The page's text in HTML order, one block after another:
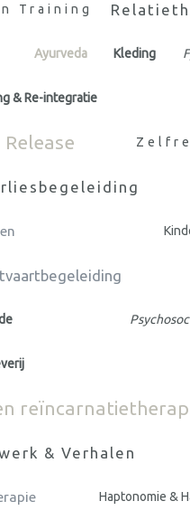
Training
Ayurveda Kleding
& Re-integratie
Release
& Verhalen
Haptonomie &